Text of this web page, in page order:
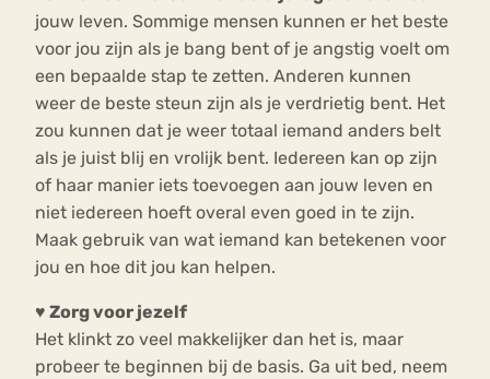
jouw leven. Sommige mensen kunnen er het beste
voor jou zijn als je bang bent of je angstig voelt om
een bepaalde stap te zetten. Anderen kunnen
weer de beste steun zijn als je verdrietig bent. Het
zou kunnen dat je weer totaal iemand anders belt
als je juist blij en vrolijk bent. Iedereen kan op zijn
of haar manier iets toevoegen aan jouw leven en
niet iedereen hoeft overal even goed in te zijn.
Maak gebruik van wat iemand kan betekenen voor
jou en hoe dit jou kan helpen.
♥ Zorg voor jezelf
Het klinkt zo veel makkelijker dan het is, maar
probeer te beginnen bij de basis. Ga uit bed, neem